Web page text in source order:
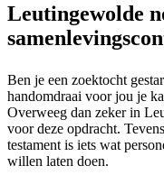
Leutingewolde
Ben je een zoektocht
handomdraai voor jou je
Overweeg dan zeker in
voor deze opdracht.
testament is iets wat
willen laten doen.